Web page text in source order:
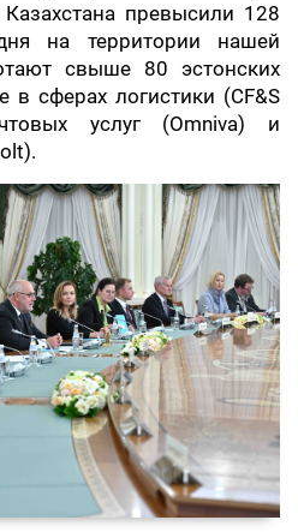
превысили 128
на территории нашей
свыше 80 эстонских
в сферах логистики (CF&S
услуг (Omniva) и